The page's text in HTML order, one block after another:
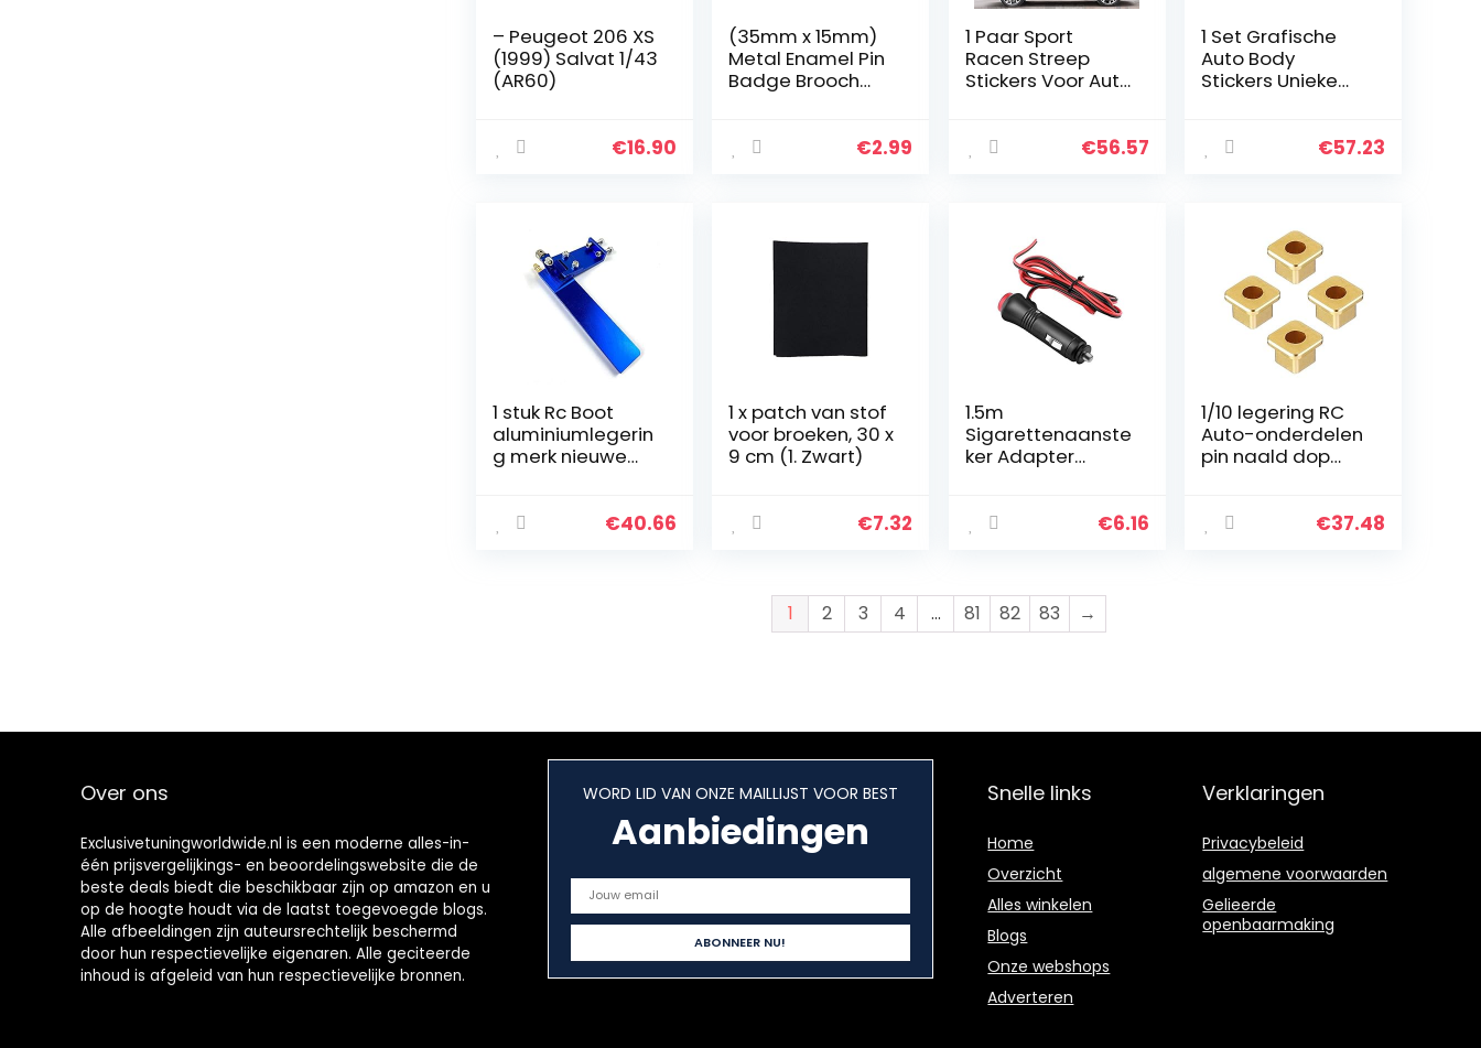
– Peugeot 206 XS
(1999) Salvat 1/43
(AR60)
€16.90
(35mm x 15mm)
Metal Enamel Pin
Badge Brooch
Wings) Bike Plane
€2.99
1 Paar Sport
Racen Streep
Stickers Voor Auto
Vinyl Decals
€56.57
1 Set Grafische
Auto Body
Stickers Unieke
Bumpersticker
€57.23
1 stuk Rc Boot
aluminiumlegerin
g merk nieuwe
zuigwater roer
€40.66
1 x patch van stof
voor broeken, 30 x
9 cm (1. Zwart)
€7.32
1.5m
Sigarettenaanste
ker Adapter
Sigarettenaanste
Zekeringknop 12V
24V
€6.16
1/10 legering RC
Auto-onderdelen
pin naald dop
€37.48
1 2 3 4 … 81 82 83 →
Over ons
Exclusivetuningworldwide.nl is een moderne alles-in-
één prijsvergelijkings- en beoordelingswebsite die de
beste deals biedt die beschikbaar zijn op amazon en u
op de hoogte houdt via de laatst toegevoegde blogs.
Alle afbeeldingen zijn auteursrechtelijk beschermd
door hun respectievelijke eigenaren. Alle geciteerde
inhoud is afgeleid van hun respectievelijke bronnen.
WORD LID VAN ONZE MAILLIJST VOOR BEST
Aanbiedingen
Snelle links
Home
Overzicht
Alles winkelen
Blogs
Onze webshops
Adverteren
Verklaringen
Privacybeleid
algemene voorwaarden
Gelieerde
openbaarmaking